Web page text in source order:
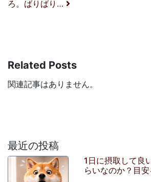
ろ。ばりばり…
Related Posts
関連記事はありません。
最近の投稿
1日に摂取して良
らいなのか？目